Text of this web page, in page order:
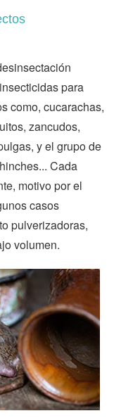
para
como, cucarachas,
zancudos,
y el grupo de
Cada
motivo por el
casos
pulverizadoras,
volumen.